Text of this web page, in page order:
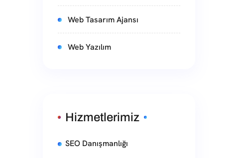
Web Tasarım Ajansı
Web Yazılım
Hizmetlerimiz
SEO Danışmanlığı